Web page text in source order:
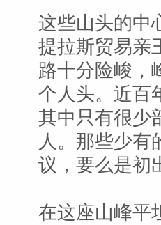
这些山头的中
提拉斯贸易亲
路十分险峻，
个人头。近百
其中只有很少
人。那些少有
议，要么是初
在这座山峰平